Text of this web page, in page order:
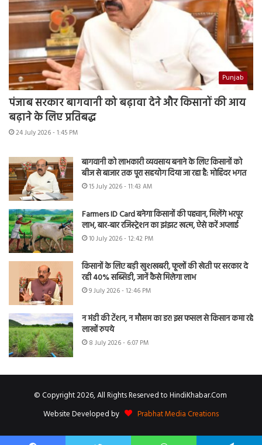
Punjab
पंजाब सरकार बागवानी को बढ़ावा देने और किसानों की आय
बढ़ाने के लिए प्रतिबद्ध
24 July 2026 - 1:45 PM
बागवानी को लाभकारी व्यवसाय बनाने के लिए किसानों को
बीज से बाजार तक पूरा सहयोग दिया जा रहा है: मोहिंदर भगत
15 July 2026 - 11:43 AM
Farmers ID Card बनेगा किसानों की पहचान, मिलेंगे भरपूर
लाभ, बार-बार रजिस्ट्रेशन का झंझट खत्म, ऐसे करें अप्लाई
10 July 2026 - 12:42 PM
किसानों के लिए बड़ी खुशखबरी, फूलों की खेती पर सरकार दे
रही 40% सब्सिडी, जानें कैसे मिलेगा लाभ
9 July 2026 - 12:46 PM
न मंडी की टेंशन, न मौसम का डर! इस फसल से किसान कमा रहे
लाखों रुपये
8 July 2026 - 6:07 PM
© Copyright 2026, All Rights Reserved to HindiKhabar.Com
Website Developed by
Prabhat Media Creations